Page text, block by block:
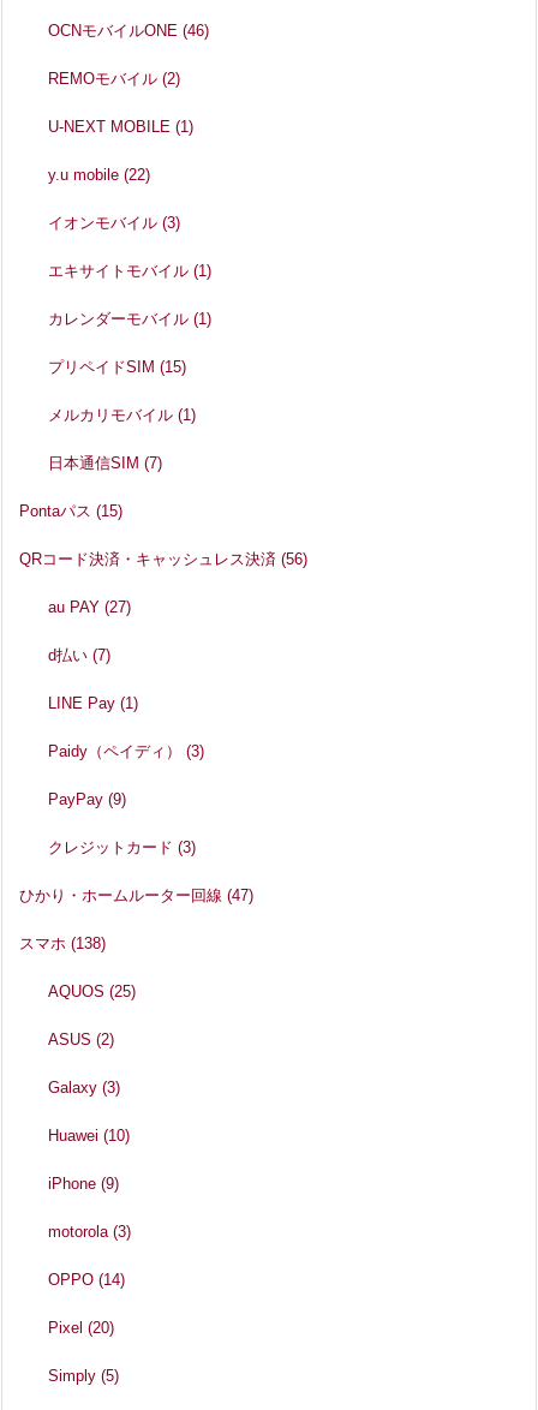
OCNモバイルONE(46)
REMOモバイル(2)
U-NEXT MOBILE(1)
y.u mobile(22)
イオンモバイル(3)
エキサイトモバイル(1)
カレンダーモバイル(1)
プリペイドSIM(15)
メルカリモバイル(1)
日本通信SIM(7)
Pontaパス (15)
QRコード決済・キャッシュレス決済 (56)
au PAY(27)
d払い(7)
LINE Pay(1)
Paidy（ペイディ）(3)
PayPay(9)
クレジットカード(3)
ひかり・ホームルーター回線 (47)
スマホ (138)
AQUOS(25)
ASUS(2)
Galaxy(3)
Huawei(10)
iPhone(9)
motorola(3)
OPPO(14)
Pixel(20)
Simply(5)